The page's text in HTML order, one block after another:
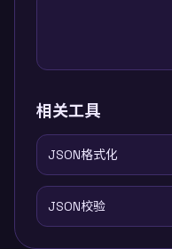
相关工具
JSON格式化
JSON校验